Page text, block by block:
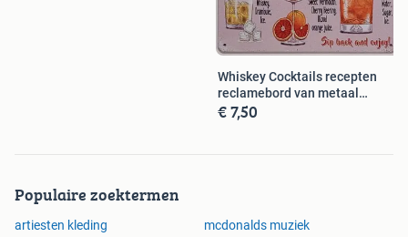
Whiskey Cocktails recepten
reclamebord van metaal
wandbord
€ 7,50
Populaire zoektermen
artiesten kleding
mcdonalds muziek